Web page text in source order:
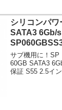
シリコンパ
SATA3 6Gb/s
ムセールで
サブ機用に！SP
60GB SATA3
保証 S55 2.5イ